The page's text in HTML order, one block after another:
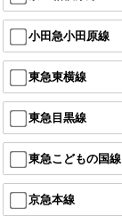
小田急小田原線
東急東横線
東急目黒線
東急こどもの国線
京急本線